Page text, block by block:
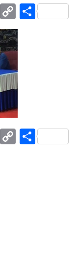
Pi C
o
p
y
Li
n
k
S
Pi C S